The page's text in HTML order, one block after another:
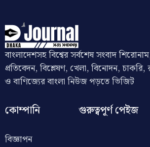
বাংলাদেশসহ বিশ্বের সর্বশেষ সংবাদ
প্রতিবেদন, বিশ্লেষণ, খেলা, বিনোদন, চাকরি,
ও বাণিজ্যের বাংলা নিউজ পড়তে ভিজিট
কোম্পানি
বিজ্ঞাপন
গুরুত্বপূর্ণ পেইজ